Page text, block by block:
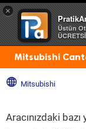
×
Üstün
Mitsubishi
Mitsubishi
Aracınızdaki